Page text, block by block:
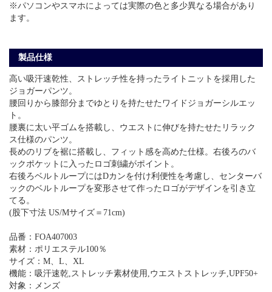
※パソコンやスマホによっては実際の色と多少異なる場合があり
ます。
製品仕様
高い吸汗速乾性、ストレッチ性を持ったライトニットを採用した
ジョガーパンツ。
腰回りから膝部分までゆとりを持たせたワイドジョガーシルエッ
ト。
腰裏に太い平ゴムを搭載し、ウエストに伸びを持たせたリラック
ス仕様のパンツ。
長めのリブを裾に搭載し、フィット感を高めた仕様。右後ろのバ
ックポケットに入ったロゴ刺繍がポイント。
右後ろベルトループにはDカンを付け利便性を考慮し、センターバ
ックのベルトループを変形させて作ったロゴがデザインを引き立
てる。
(股下寸法 US/Mサイズ＝71cm)
品番：FOA407003
素材：ポリエステル100％
サイズ：M、L、XL
機能：吸汗速乾,ストレッチ素材使用,ウエストストレッチ,UPF50+
対象：メンズ